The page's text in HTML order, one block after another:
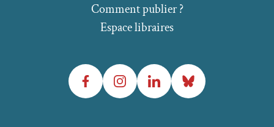
Comment publier ?
Espace libraires
FacebookInstagramLinkedInBluesky